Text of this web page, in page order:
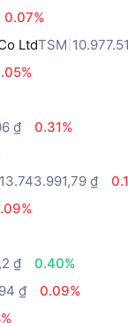
0.07%
LtdTSM
₫
0.31%
13.743.991,79 ₫
₫
0.40%
₫
0.09%